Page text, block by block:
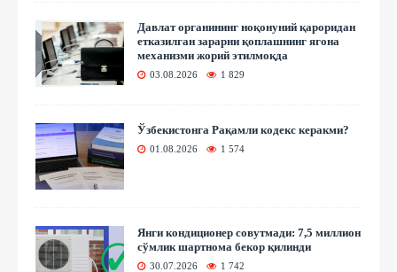
Давлат органининг ноқонуний қароридан
етказилган зарарни қоплашнинг ягона
механизми жорий этилмоқда
03.08.2026 1 829
Ўзбекистонга Рақамли кодекс керакми?
01.08.2026 1 574
Янги кондиционер совутмади: 7,5 миллион
сўмлик шартнома бекор қилинди
30.07.2026 1 742